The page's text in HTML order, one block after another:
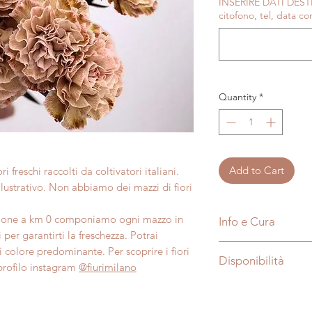
freschi raccolti da coltivatori italiani.
Non abbiamo dei mazzi di fiori
a km 0 componiamo ogni mazzo in
garantirti la freschezza. Potrai
predominante. Per scoprire i fiori
instagram @fiurimilano
citofono, tel, data
Quantity *
Add to Cart
Info e Cura
proponiamo
Disponibilità